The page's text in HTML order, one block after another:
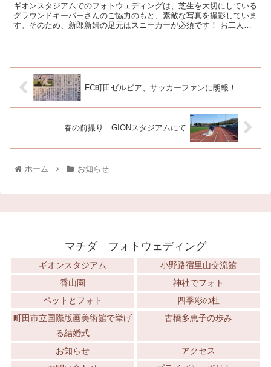
ギオンスタジアムでのフォトウェディングは、芝生を大切にしている
グラウンドキーパーさんのご協力のもと、素敵な写真を撮影していま
す。そのため、新郎新婦の足元はスニーカーが必須です！ お二人に
FC町田ゼルビア、サッカーファンに朗報！
春の前撮り GIONスタジアムにて
ホーム お知らせ
マチダ フォトウェディング
ギオンスタジアム
小野路宿里山交流館
香山園
神社でフォト
ペットとフォト
四季彩の杜
町田市立国際版画美術館で挙げ
る結婚式
古橋多恵子の歩み
お知らせ
アクセス